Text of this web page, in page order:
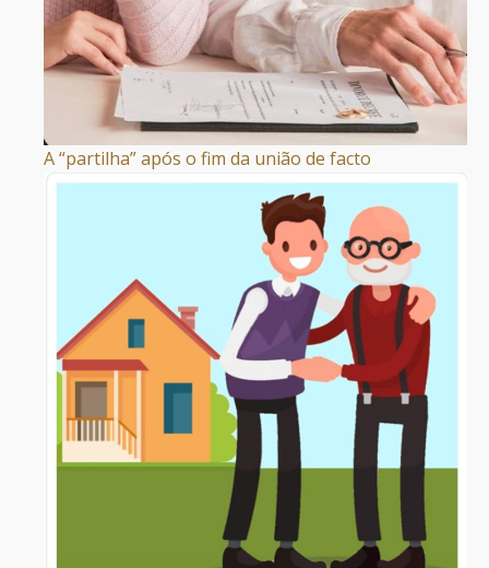
A “partilha” após o fim da união de facto